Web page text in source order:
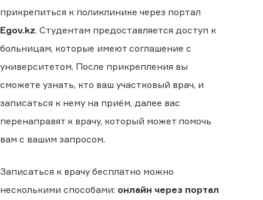
прикрепиться к поликлинике через портал
Egov.kz. Студентам предоставляется доступ к
больницам, которые имеют соглашение с
университетом. После прикрепления вы
сможете узнать, кто ваш участковый врач, и
записаться к нему на приём, далее вас
перенаправят к врачу, который может помочь
вам с вашим запросом.
Записаться к врачу бесплатно можно
несколькими способами: онлайн через портал